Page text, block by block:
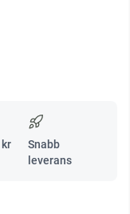
kr
Snabb
leverans